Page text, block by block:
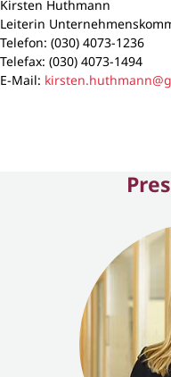
Kirsten Huthmann
Leiterin
Telefon: (030) 4073-1236
Telefax: (030) 4073-1494
E-Mail: